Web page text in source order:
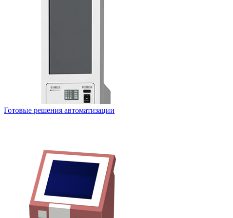
Готовые решения автоматизации